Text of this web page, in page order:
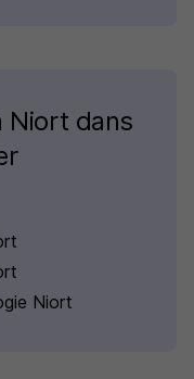
Niort dans
Niort